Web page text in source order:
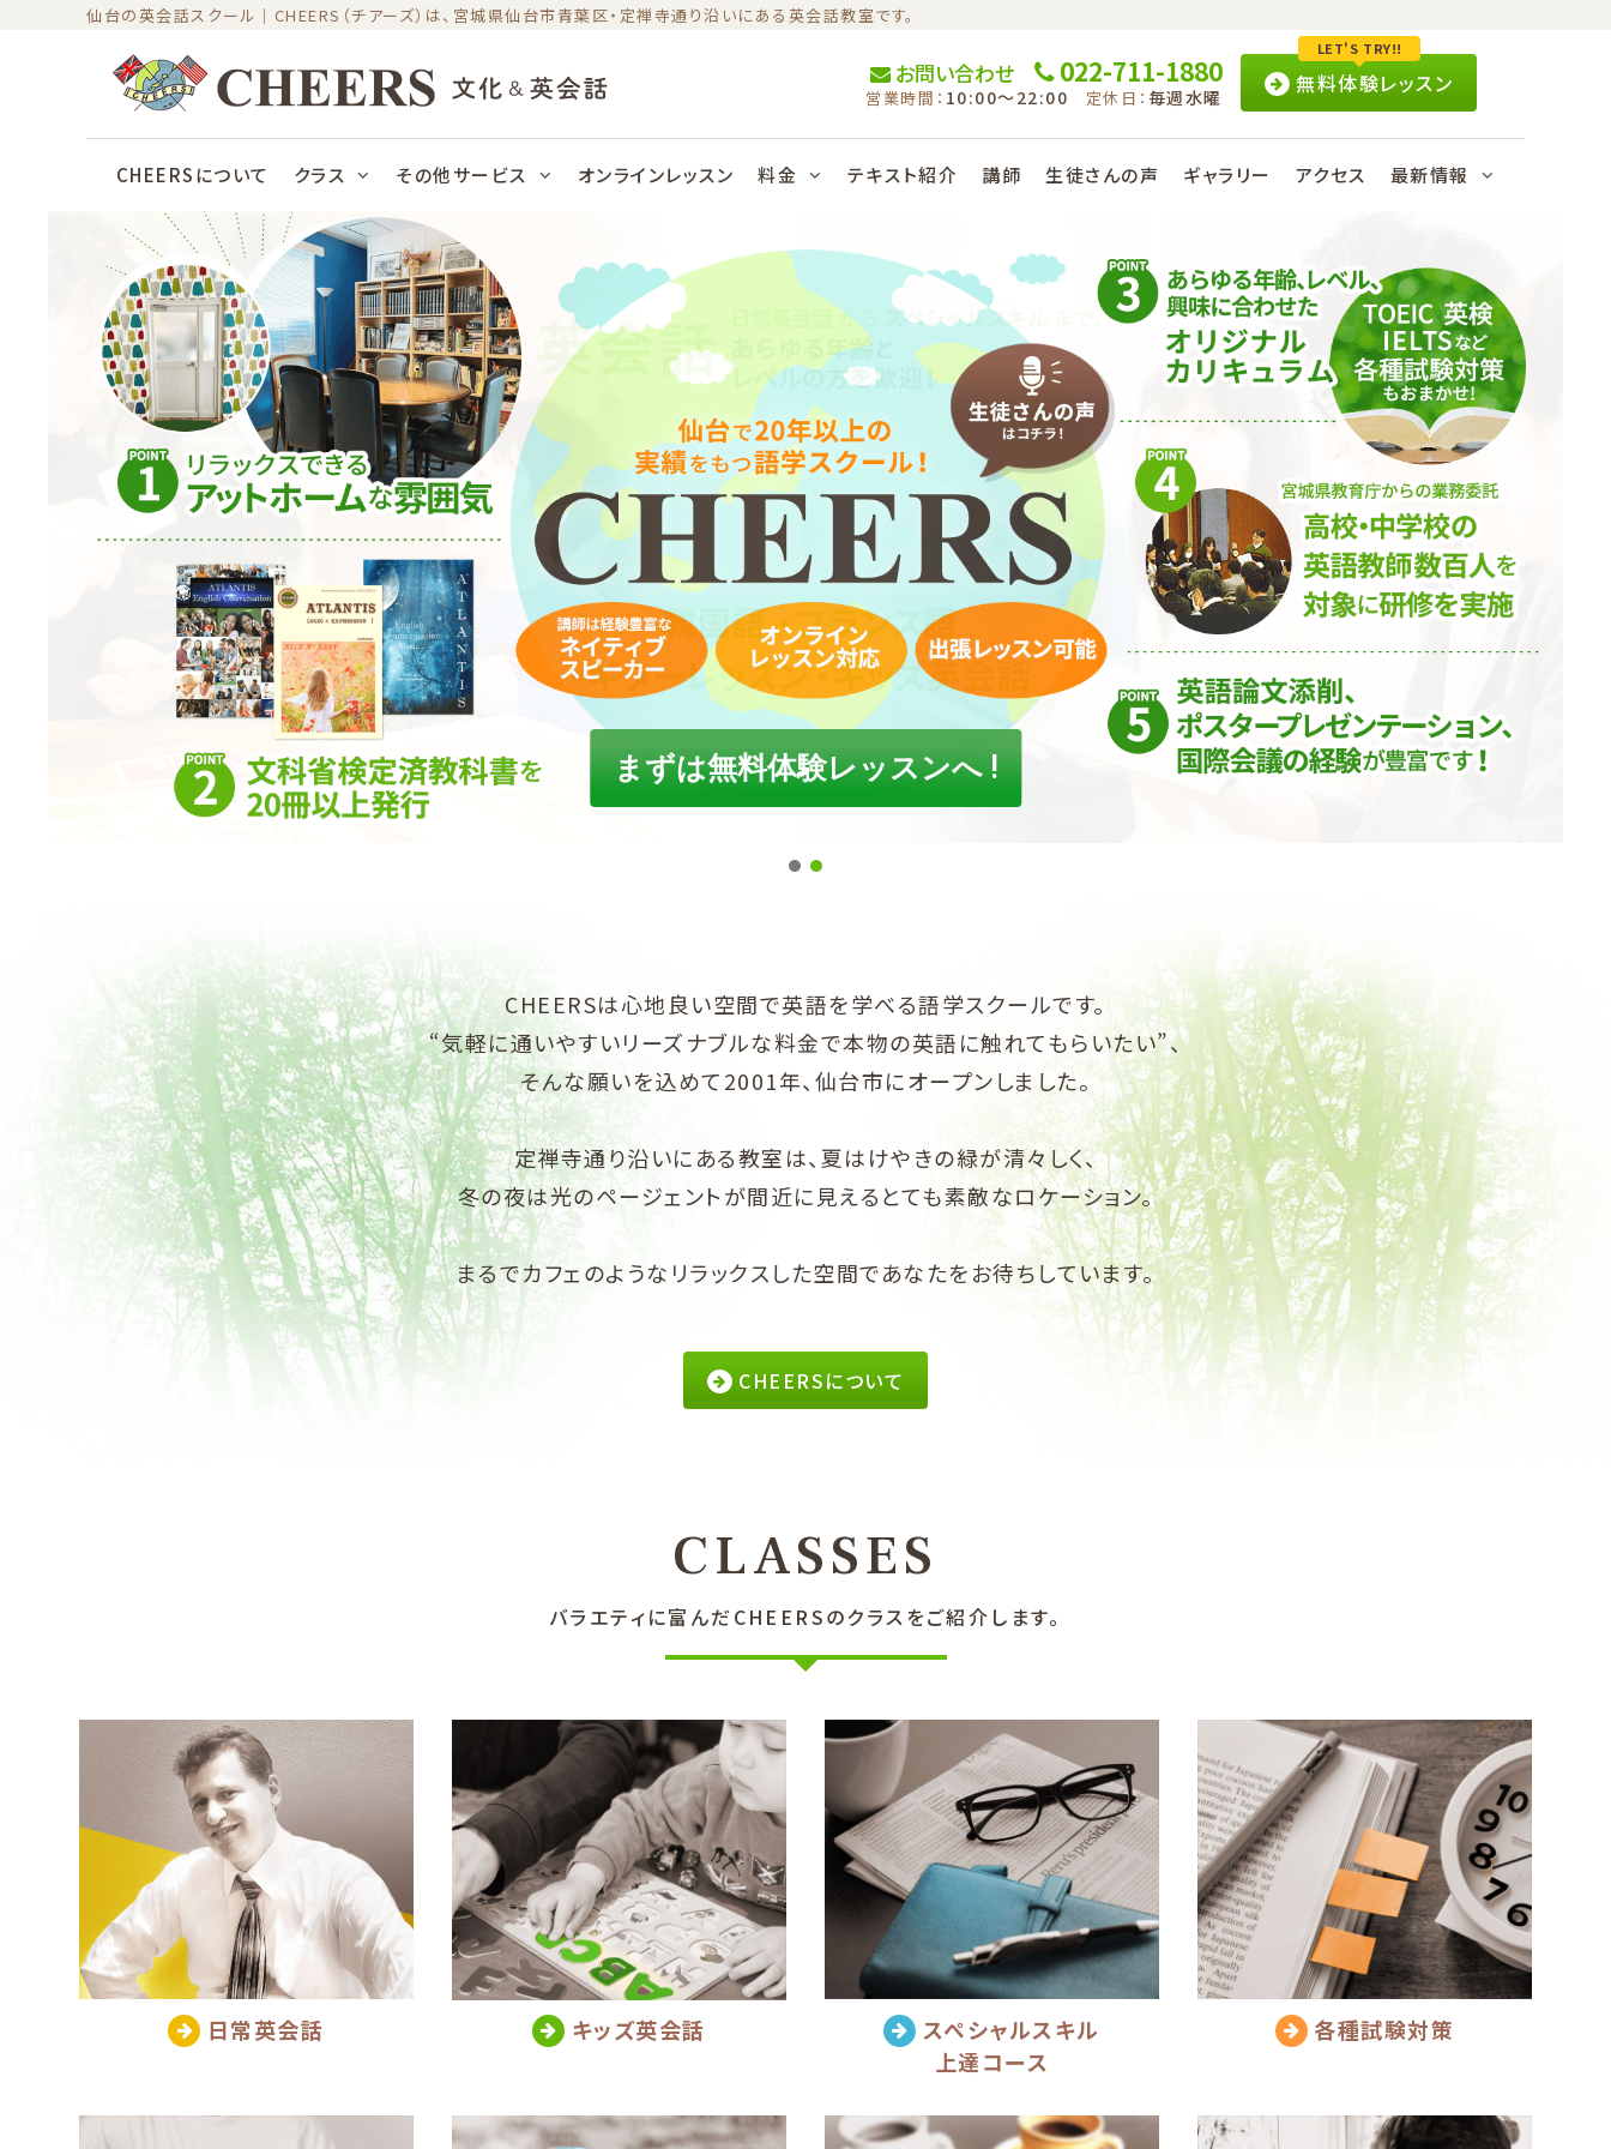
仙台の英会話スクール｜CHEERS（チアーズ）は、宮城県仙台市青葉区・定禅寺通り沿いにある英会話教室です。
お問い合わせ 022-711-1880
営業時間： 10:00〜22:00 定休日： 毎週水曜
LET'S TRY!!
無料体験レッスン
CHEERSについて クラス その他サービス オンラインレッスン 料金 テキスト紹介 講師 生徒さんの声 ギャラリー アクセス 最新情報
まずは無料体験レッスンへ !
CHEERSは心地良い空間で英語を学べる語学スクールです。
“気軽に通いやすいリーズナブルな料金で本物の英語に触れてもらいたい”、
そんな願いを込めて2001年、仙台市にオープンしました。
定禅寺通り沿いにある教室は、夏はけやきの緑が清々しく、
冬の夜は光のページェントが間近に見えるとても素敵なロケーション。
まるでカフェのようなリラックスした空間であなたをお待ちしています。
CHEERSについて
CLASSES
バラエティに富んだCHEERSのクラスをご紹介します。
日常英会話 キッズ英会話
スペシャルスキル
上達コース
各種試験対策